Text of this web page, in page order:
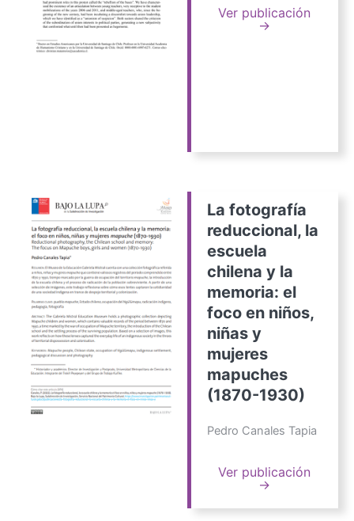
Ver publicación
→
La fotografía
reduccional, la
escuela
chilena y la
memoria: el
foco en niños,
niñas y
mujeres
mapuches
(1870-1930)
Pedro Canales Tapia
Ver publicación
→